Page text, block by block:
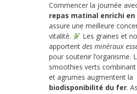
Commencer la journée
repas matinal enrichi
assure une meilleure
vitalité.
Les graines et
apportent des minéraux
pour soutenir l’organisme.
smoothies verts combinant
et agrumes augmentent la
biodisponibilité du fer.